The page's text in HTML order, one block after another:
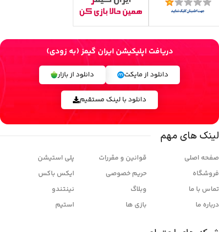
دریافت اپلیکیشن ایران گیمز (به زودی)
دانلود از مایکت دانلود از بازار
دانلود با لینک مستقیم
لینک های مهم
صفحه اصلی
فروشگاه
تماس با ما
درباره ما
قوانین و مقررات
حریم خصوصی
وبلاگ
بازی ها
پلی استیشن
ایکس باکس
نینتندو
استیم